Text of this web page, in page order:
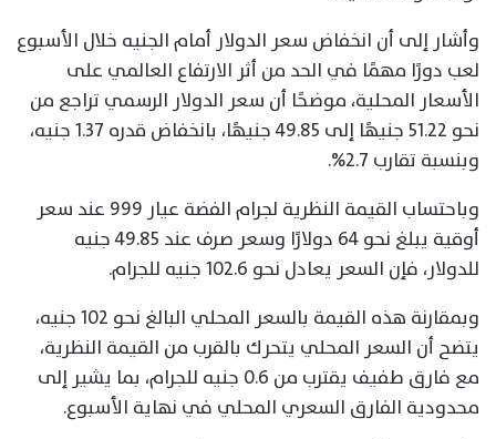
وأشار إلى أن انخفاض سعر الدولار أمام الجنيه خلال الأسبوع
لعب دورًا مهمًا في الحد من أثر الارتفاع العالمي على
الأسعار المحلية، موضحًا أن سعر الدولار الرسمي تراجع من
نحو 51.22 جنيهًا إلى 49.85 جنيهًا، بانخفاض قدره 1.37 جنيه،
وبنسبة تقارب 2.7%.
وباحتساب القيمة النظرية لجرام الفضة عيار 999 عند سعر
أوقية يبلغ نحو 64 دولارًا وسعر صرف عند 49.85 جنيه
للدولار، فإن السعر يعادل نحو 102.6 جنيه للجرام.
وبمقارنة هذه القيمة بالسعر المحلي البالغ نحو 102 جنيه،
يتضح أن السعر المحلي يتحرك بالقرب من القيمة النظرية،
مع فارق طفيف يقترب من 0.6 جنيه للجرام، بما يشير إلى
محدودية الفارق السعري المحلي في نهاية الأسبوع.